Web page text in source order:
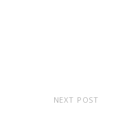
NEXT POST